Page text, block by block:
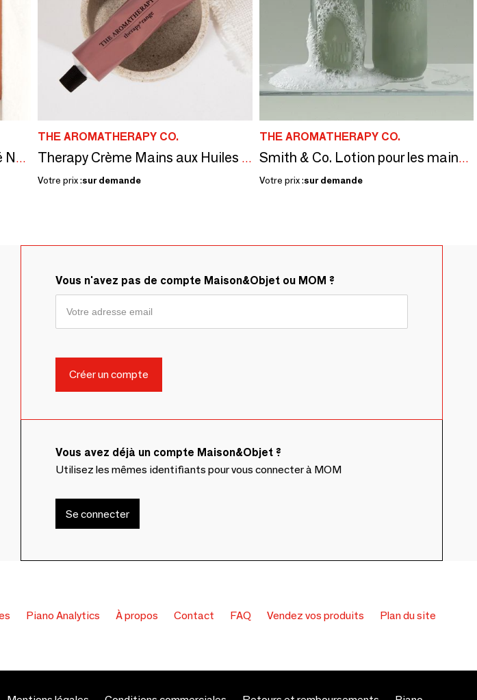
Diffuseur d'ambiance parfumé Naturals
THE AROMATHERAPY CO.
Therapy Crème Mains aux Huiles Essentielles.
Votre prix :sur demande
THE AROMATHERAPY CO.
Smith & Co. Lotion pour les mains et le corps
Votre prix :sur demande
Vous n'avez pas de compte Maison&Objet ou MOM ?
Vous avez déjà un compte Maison&Objet ?
Utilisez les mêmes identifiants pour vous connecter à MOM
Se connecter
Piano Analytics À propos Contact FAQ Vendez vos produits Plan du site